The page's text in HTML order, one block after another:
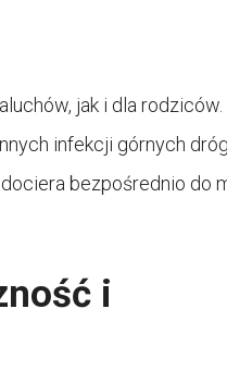
jak i dla rodziców.
infekcji górnych
bezpośrednio do
i